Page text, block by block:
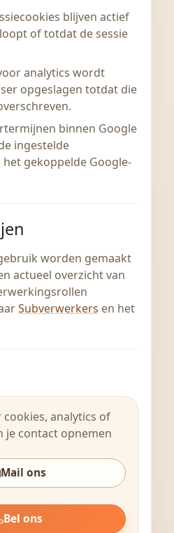
blijven actief
of totdat de sessie
analytics wordt
opgeslagen totdat die
binnen Google
ingestelde
gekoppelde Google-
worden gemaakt
actueel overzicht van
Subverwerkers en het
analytics of
je contact opnemen
Mail ons
Bel ons